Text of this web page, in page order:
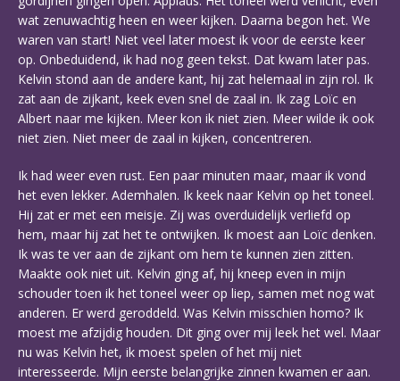
wat zenuwachtig heen en weer kijken. Daarna begon het. We
waren van start! Niet veel later moest ik voor de eerste keer
op. Onbeduidend, ik had nog geen tekst. Dat kwam later pas.
Kelvin stond aan de andere kant, hij zat helemaal in zijn rol. Ik
zat aan de zijkant, keek even snel de zaal in. Ik zag Loïc en
Albert naar me kijken. Meer kon ik niet zien. Meer wilde ik ook
niet zien. Niet meer de zaal in kijken, concentreren.
Ik had weer even rust. Een paar minuten maar, maar ik vond
het even lekker. Ademhalen. Ik keek naar Kelvin op het toneel.
Hij zat er met een meisje. Zij was overduidelijk verliefd op
hem, maar hij zat het te ontwijken. Ik moest aan Loïc denken.
Ik was te ver aan de zijkant om hem te kunnen zien zitten.
Maakte ook niet uit. Kelvin ging af, hij kneep even in mijn
schouder toen ik het toneel weer op liep, samen met nog wat
anderen. Er werd geroddeld. Was Kelvin misschien homo? Ik
moest me afzijdig houden. Dit ging over mij leek het wel. Maar
nu was Kelvin het, ik moest spelen of het mij niet
interesseerde. Mijn eerste belangrijke zinnen kwamen er aan.